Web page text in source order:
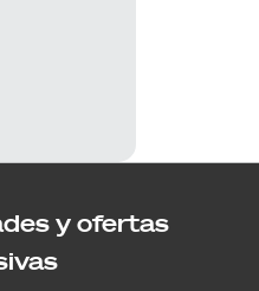
y ofertas